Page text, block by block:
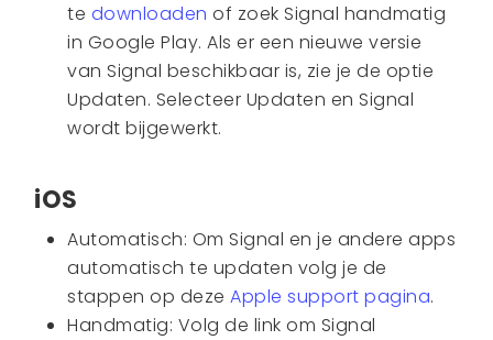
te downloaden of zoek Signal handmatig
in Google Play. Als er een nieuwe versie
van Signal beschikbaar is, zie je de optie
Updaten. Selecteer Updaten en Signal
wordt bijgewerkt.
iOS
Automatisch: Om Signal en je andere apps
automatisch te updaten volg je de
stappen op dezeApple support pagina.
Handmatig: Volg de link om Signal